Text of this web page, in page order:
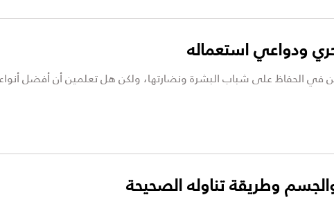
ودواعي استعماله
في الحفاظ على شباب البشرة ونضارتها، ولكن هل تعلمين أن أفضل
وطريقة تناوله الصحيحة